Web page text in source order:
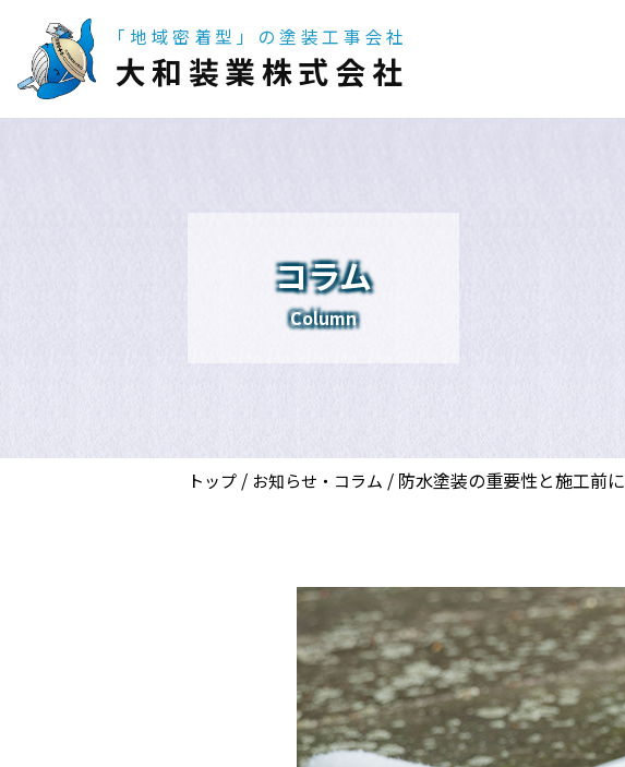
「地域密着型」の塗装工事会社
大和装業株式会社
コラム
Column
トップ / お知らせ・コラム / 防水塗装の重要性と施工前